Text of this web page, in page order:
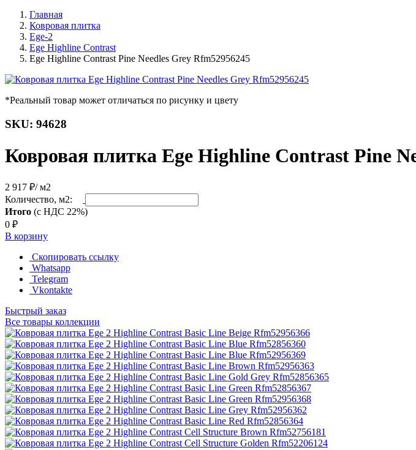
Главная
Ковровая плитка
Ege-2
Ege Highline Contrast
Ege Highline Contrast Pine Needles Grey Rfm52956245
*Реальный товар может отличаться по рисунку и цвету
SKU: 94628
Ковровая плитка Ege Highline Contrast Pine
2 917 ₽/ м2
Количество, м2:
Итого (с НДС 22%)
0 ₽
В корзину
Скопировать ссылку
Whatsapp
Telegram
Vkontakte
Быстрый заказ
Все товары коллекции